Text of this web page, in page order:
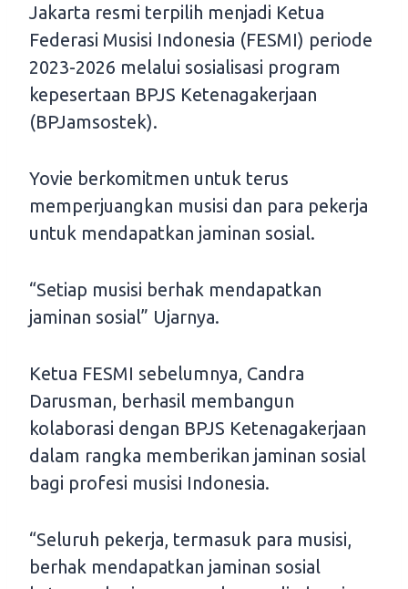
Jakarta resmi terpilih menjadi Ketua
Federasi Musisi Indonesia (FESMI) periode
2023-2026 melalui sosialisasi program
kepesertaan BPJS Ketenagakerjaan
(BPJamsostek).
Yovie berkomitmen untuk terus
memperjuangkan musisi dan para pekerja
untuk mendapatkan jaminan sosial.
“Setiap musisi berhak mendapatkan
jaminan sosial” Ujarnya.
Ketua FESMI sebelumnya, Candra
Darusman, berhasil membangun
kolaborasi dengan BPJS Ketenagakerjaan
dalam rangka memberikan jaminan sosial
bagi profesi musisi Indonesia.
“Seluruh pekerja, termasuk para musisi,
berhak mendapatkan jaminan sosial